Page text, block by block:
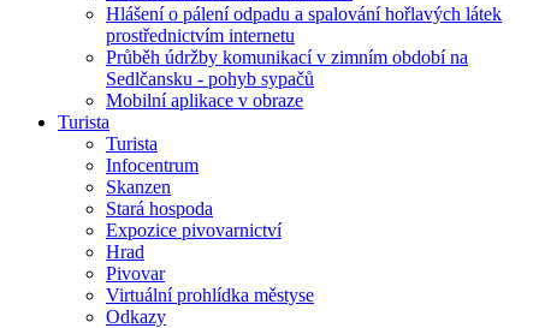
Hlášení o pálení odpadu a spalování hořlavých látek
prostřednictvím internetu
Průběh údržby komunikací v zimním období na
Sedlčansku - pohyb sypačů
Mobilní aplikace v obraze
Turista
Turista
Infocentrum
Skanzen
Stará hospoda
Expozice pivovarnictví
Hrad
Pivovar
Virtuální prohlídka městyse
Odkazy